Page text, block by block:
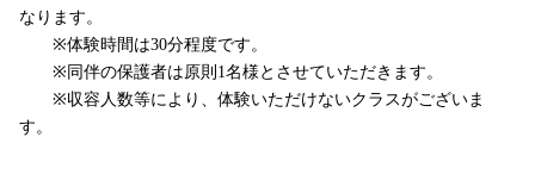
なります。
※体験時間は30分程度です。
※同伴の保護者は原則1名様とさせていただきます。
※収容人数等により、体験いただけないクラスがございま
す。